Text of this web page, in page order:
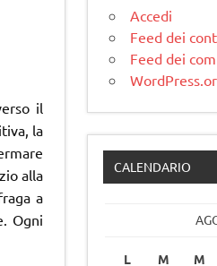
il
la
alla
a
Ogni
Accedi
Feed dei
Feed dei
CALENDARIO
L M M